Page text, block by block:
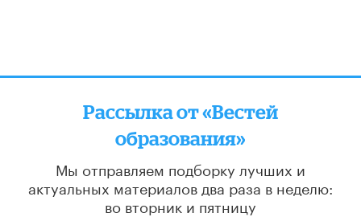
Рассылка от «Вестей
образования»
Мы отправляем подборку лучших и
актуальных материалов два раза в неделю:
во вторник и пятницу